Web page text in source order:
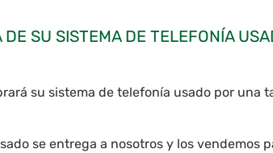
SU SISTEMA DE TELEFONÍA
su sistema de telefonía usado por una
se entrega a nosotros y los vendemos